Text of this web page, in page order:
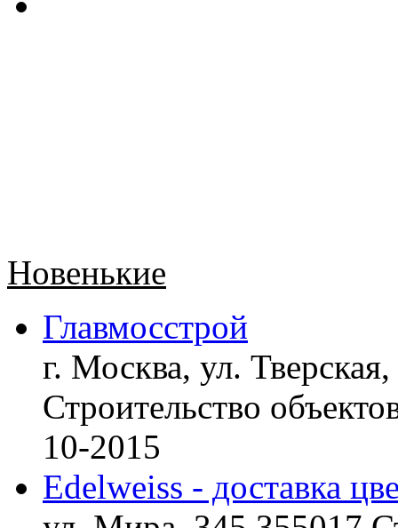
Новенькие
Главмосстрой
г. Москва, ул.
Строительство
10-2015
Edelweiss - доставка